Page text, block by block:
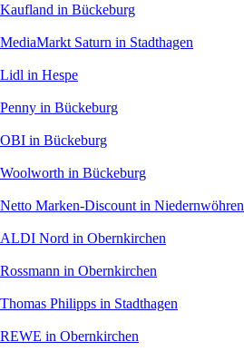
Kaufland in Bückeburg
MediaMarkt Saturn in Stadthagen
Lidl in Hespe
Penny in Bückeburg
OBI in Bückeburg
Woolworth in Bückeburg
Netto Marken-Discount in Niedernwöhren
ALDI Nord in Obernkirchen
Rossmann in Obernkirchen
Thomas Philipps in Stadthagen
REWE in Obernkirchen